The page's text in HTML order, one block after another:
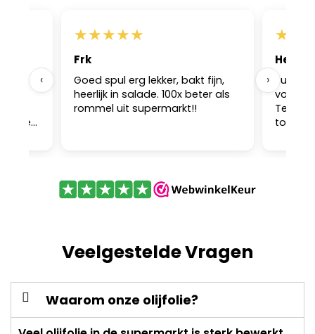
‹
mee
★★★★★
Frk
Goed spul erg lekker, bakt fijn,
heerlijk in salade. 100x beter als
rommel uit supermarkt!!
★
Heleen
Super
voor
Teken
›
Veelgestelde Vragen
Waarom onze olijfolie?